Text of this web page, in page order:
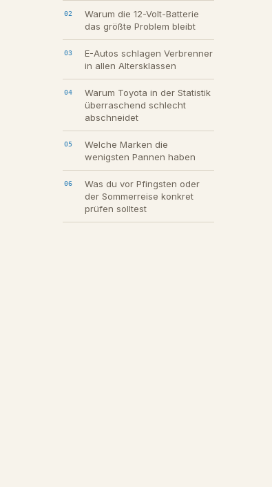
Warum die 12-Volt-Batterie
das größte Problem bleibt
E-Autos schlagen Verbrenner
in allen Altersklassen
Warum Toyota in der Statistik
überraschend schlecht
abschneidet
Welche Marken die
wenigsten Pannen haben
Was du vor Pfingsten oder
der Sommerreise konkret
prüfen solltest